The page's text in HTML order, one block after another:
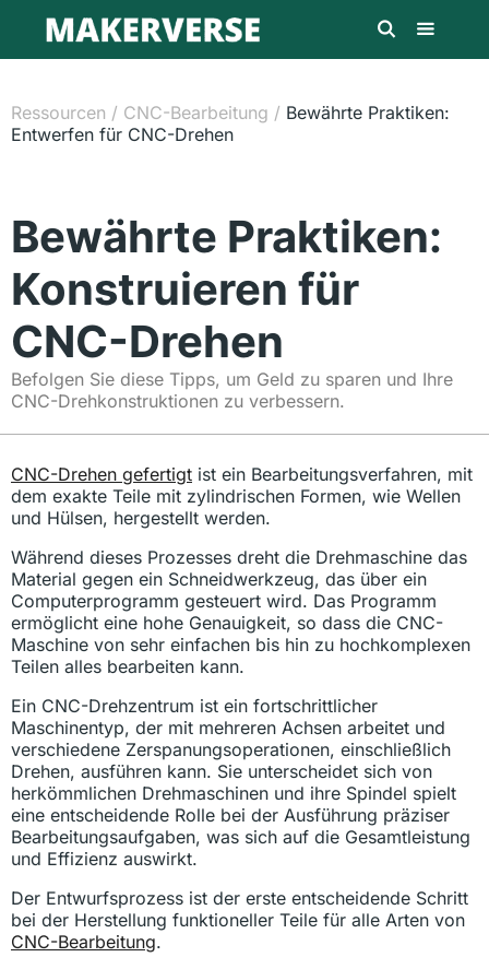
Ressourcen / CNC-Bearbeitung / Bewährte Praktiken:
Entwerfen für CNC-Drehen
Bewährte Praktiken:
Konstruieren für
CNC-Drehen
Befolgen Sie diese Tipps, um Geld zu sparen und Ihre
CNC-Drehkonstruktionen zu verbessern.
CNC-Drehen gefertigt ist ein Bearbeitungsverfahren, mit
dem exakte Teile mit zylindrischen Formen, wie Wellen
und Hülsen, hergestellt werden.
Während dieses Prozesses dreht die Drehmaschine das
Material gegen ein Schneidwerkzeug, das über ein
Computerprogramm gesteuert wird. Das Programm
ermöglicht eine hohe Genauigkeit, so dass die CNC-
Maschine von sehr einfachen bis hin zu hochkomplexen
Teilen alles bearbeiten kann.
Ein CNC-Drehzentrum ist ein fortschrittlicher
Maschinentyp, der mit mehreren Achsen arbeitet und
verschiedene Zerspanungsoperationen, einschließlich
Drehen, ausführen kann. Sie unterscheidet sich von
herkömmlichen Drehmaschinen und ihre Spindel spielt
eine entscheidende Rolle bei der Ausführung präziser
Bearbeitungsaufgaben, was sich auf die Gesamtleistung
und Effizienz auswirkt.
Der Entwurfsprozess ist der erste entscheidende Schritt
bei der Herstellung funktioneller Teile für alle Arten von
CNC-Bearbeitung.